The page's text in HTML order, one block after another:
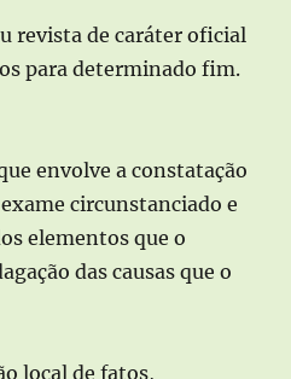
revista de caráter oficial
para determinado fim.
envolve a constatação
circunstanciado e
elementos que o
das causas que o
local de fatos,